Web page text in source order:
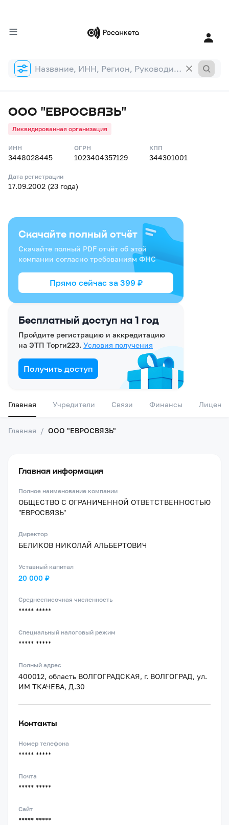
Форма
поиска
ООО "ЕВРОСВЯЗЬ"
Ликвидированная организация
ИНН
3448028445
ОГРН
1023404357129
КПП
344301001
Дата регистрации
17.09.2002 (23 года)
Бесплатный доступ на 1 год
Пройдите регистрацию и аккредитацию
на ЭТП Торги223. Условия получения
Получить доступ
Скачайте полный отчёт
Скачайте полный PDF отчёт об этой
компании согласно требованиям ФНС
Прямо сейчас за 399 ₽
Главная Учредители Связи Финансы
Главная / ООО "ЕВРОСВЯЗЬ"
Главная информация
Полное наименование компании
ОБЩЕСТВО С ОГРАНИЧЕННОЙ ОТВЕТСТВЕННОСТЬЮ
"ЕВРОСВЯЗЬ"
Директор
БЕЛИКОВ НИКОЛАЙ АЛЬБЕРТОВИЧ
Уставный капитал
20 000 ₽
Среднесписочная численность
***** *****
Специальный налоговый режим
***** *****
Полный адрес
400012, область ВОЛГОГРАДСКАЯ, г. ВОЛГОГРАД, ул.
ИМ ТКАЧЕВА, Д.30
Контакты
Номер телефона
***** *****
Почта
***** *****
Сайт
***** *****